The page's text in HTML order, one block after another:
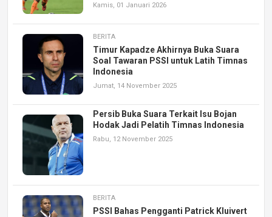
Kamis, 01 Januari 2026
BERITA
Timur Kapadze Akhirnya Buka Suara
Soal Tawaran PSSI untuk Latih Timnas
Indonesia
Jumat, 14 November 2025
Persib Buka Suara Terkait Isu Bojan
Hodak Jadi Pelatih Timnas Indonesia
Rabu, 12 November 2025
BERITA
PSSI Bahas Pengganti Patrick Kluivert